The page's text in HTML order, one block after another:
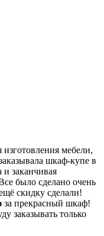
мебели,
шкаф-купе в
и заканчивая
было сделано очень
скидку сделали!
за прекрасный шкаф!
заказывать только